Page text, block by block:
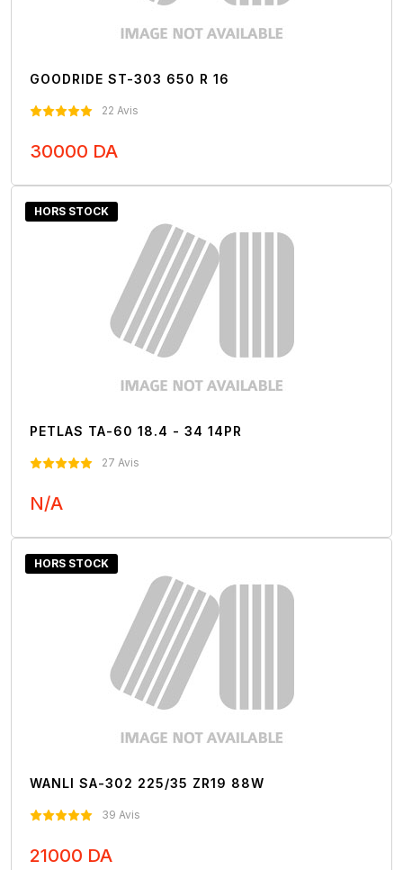
GOODRIDE ST-303 650 R 16
22 Avis
30000 DA
HORS STOCK
PETLAS TA-60 18.4 - 34 14PR
27 Avis
N/A
HORS STOCK
WANLI SA-302 225/35 ZR19 88W
39 Avis
21000 DA